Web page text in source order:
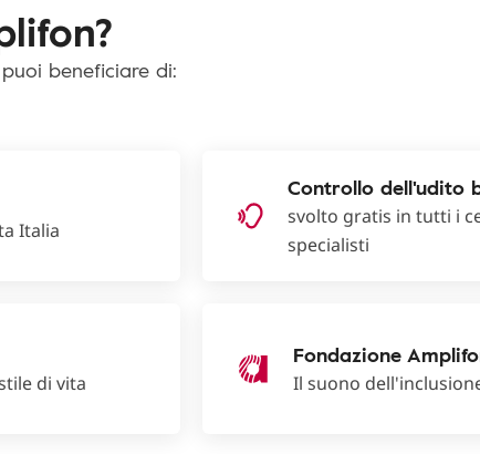
beneficiare di:
Italia
Controllo dell'udito
svolto gratis in tutti i
specialisti
di vita
Fondazione
Il suono